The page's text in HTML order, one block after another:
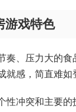
游戏特色
奏、压力大的
就感，简直难如
性冲突和主要